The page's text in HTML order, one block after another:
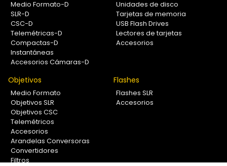
Medio Formato-D
SLR-D
CSC-D
Telemétricas-D
Compactas-D
Instantáneas
Accesorios Cámaras-D
Unidades de disco
Tarjetas de memoria
USB Flash Drives
Lectores de tarjetas
Accesorios
Objetivos
Medio Formato
Objetivos SLR
Objetivos CSC
Telemétricos
Accesorios
Arandelas Conversoras
Convertidores
Filtros
Flashes
Flashes SLR
Accesorios